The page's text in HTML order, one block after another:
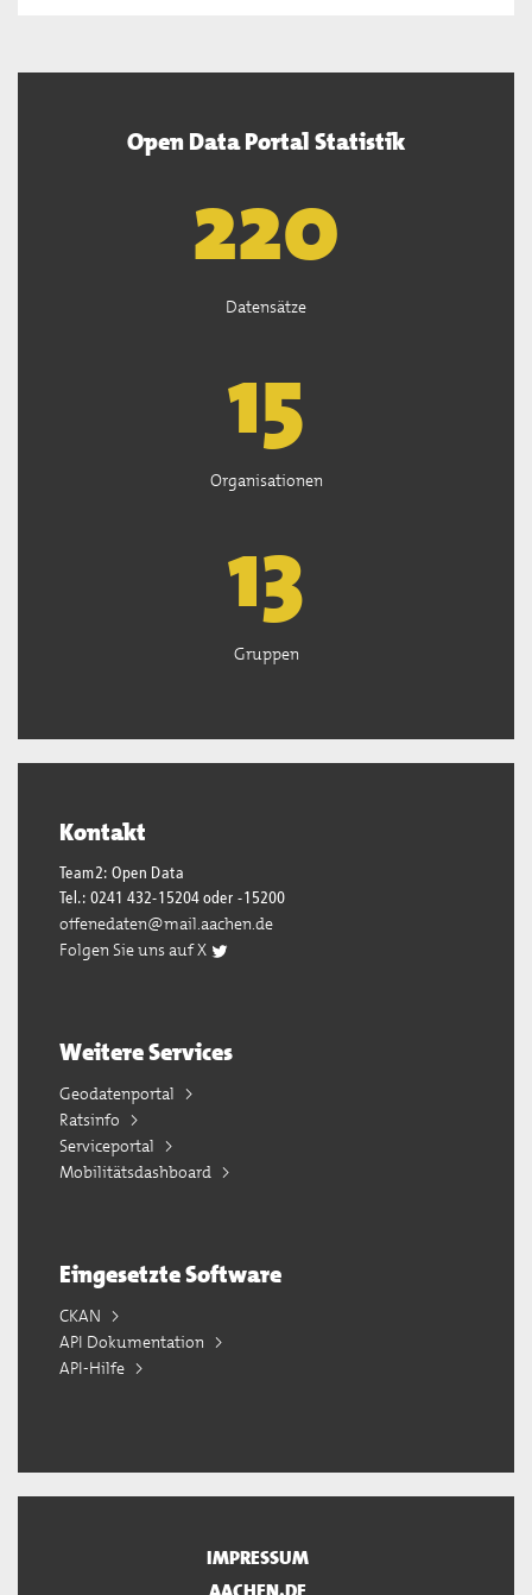
Open Data Portal Statistik
222
Datensätze
15
Organisationen
13
Gruppen
Kontakt
Team2: Open Data
Tel.: 0241 432-15204 oder -15200
offenedaten@mail.aachen.de
Folgen Sie uns auf X
Weitere Services
Geodatenportal
Ratsinfo
Serviceportal
Mobilitätsdashboard
Eingesetzte Software
CKAN
API Dokumentation
API-Hilfe
IMPRESSUM